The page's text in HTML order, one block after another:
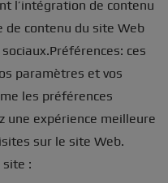
l’intégration de contenu
de contenu du site Web
ces
paramètres et vos
les préférences
une expérience meilleure
sur le site Web.
site :